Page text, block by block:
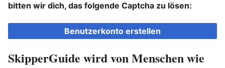
bitten wir dich, das folgende Captcha zu lösen:
Benutzerkonto erstellen
SkipperGuide wird von Menschen wie